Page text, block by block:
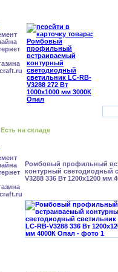
Есть на складе
Ромбовый профильный
контурный светодиодный
V3288 336 Вт 1200x1200 мм